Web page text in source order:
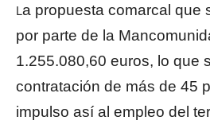
La propuesta comarcal que
por parte de la
1.255.080,60 euros, lo que
contratación de más de 45
impulso así al empleo del